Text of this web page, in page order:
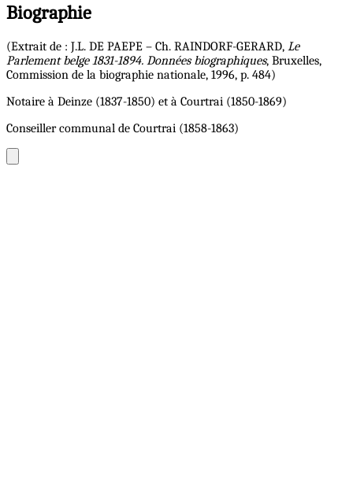
Biographie
(Extrait de : J.L. DE PAEPE – Ch. RAINDORF-GERARD, Le
Parlement belge 1831-1894. Données biographiques, Bruxelles,
Commission de la biographie nationale, 1996, p. 484)
Notaire à Deinze (1837-1850) et à Courtrai (1850-1869)
Conseiller communal de Courtrai (1858-1863)